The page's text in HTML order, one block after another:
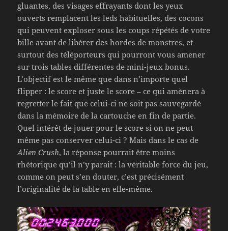
gluantes, des visages effrayants dont les yeux
ouverts remplacent les leds habituelles, des cocons
qui peuvent exploser sous les coups répétés de votre
bille avant de libérer des hordes de monstres, et
surtout des téléporteurs qui pourront vous amener
sur trois tables différentes de mini-jeux bonus.
L’objectif est le même que dans n’importe quel
flipper : le score et juste le score – ce qui amènera à
regretter le fait que celui-ci ne soit pas sauvegardé
dans la mémoire de la cartouche en fin de partie.
Quel intérêt de jouer pour le score si on ne peut
même pas conserver celui-ci ? Mais dans le cas de
Alien Crush, la réponse pourrait être moins
rhétorique qu’il n’y parait : la véritable force du jeu,
comme on peut s’en douter, c’est précisément
l’originalité de la table en elle-même.